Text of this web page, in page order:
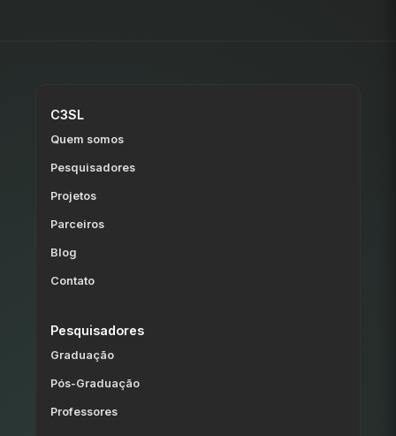
C3SL
Quem somos
Pesquisadores
Projetos
Parceiros
Blog
Contato
Pesquisadores
Graduação
Pós-Graduação
Professores